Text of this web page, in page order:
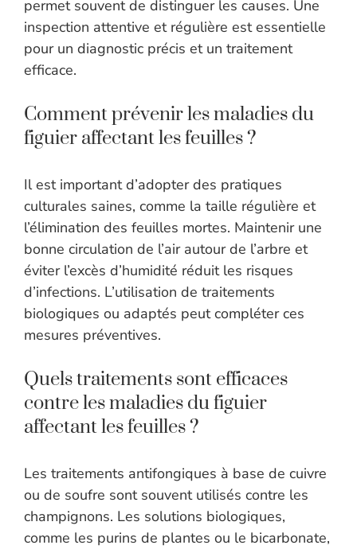
permet souvent de distinguer les causes. Une
inspection attentive et régulière est essentielle
pour un diagnostic précis et un traitement
efficace.
Comment prévenir les maladies du
figuier affectant les feuilles ?
Il est important d’adopter des pratiques
culturales saines, comme la taille régulière et
l’élimination des feuilles mortes. Maintenir une
bonne circulation de l’air autour de l’arbre et
éviter l’excès d’humidité réduit les risques
d’infections. L’utilisation de traitements
biologiques ou adaptés peut compléter ces
mesures préventives.
Quels traitements sont efficaces
contre les maladies du figuier
affectant les feuilles ?
Les traitements antifongiques à base de cuivre
ou de soufre sont souvent utilisés contre les
champignons. Les solutions biologiques,
comme les purins de plantes ou le bicarbonate,